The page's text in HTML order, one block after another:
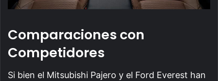
Comparaciones con
Competidores
Si bien el Mitsubishi Pajero y el Ford Everest han